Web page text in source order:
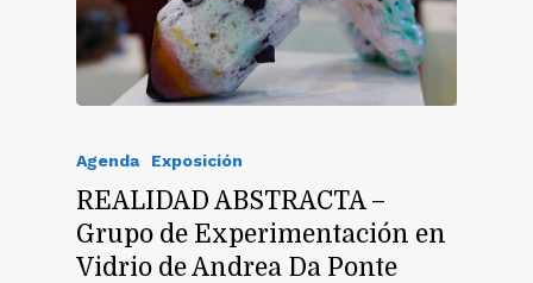
Agenda Exposición
REALIDAD ABSTRACTA –
Grupo de Experimentación en
Vidrio de Andrea Da Ponte